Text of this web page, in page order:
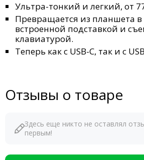
Ультра-тонкий и легкий, от
Превращается из планшета в
встроенной подставкой и
клавиатурой.
Теперь как с USB-C, так и с
Отзывы о товаре
Здесь еще никто не оставлял
первым!